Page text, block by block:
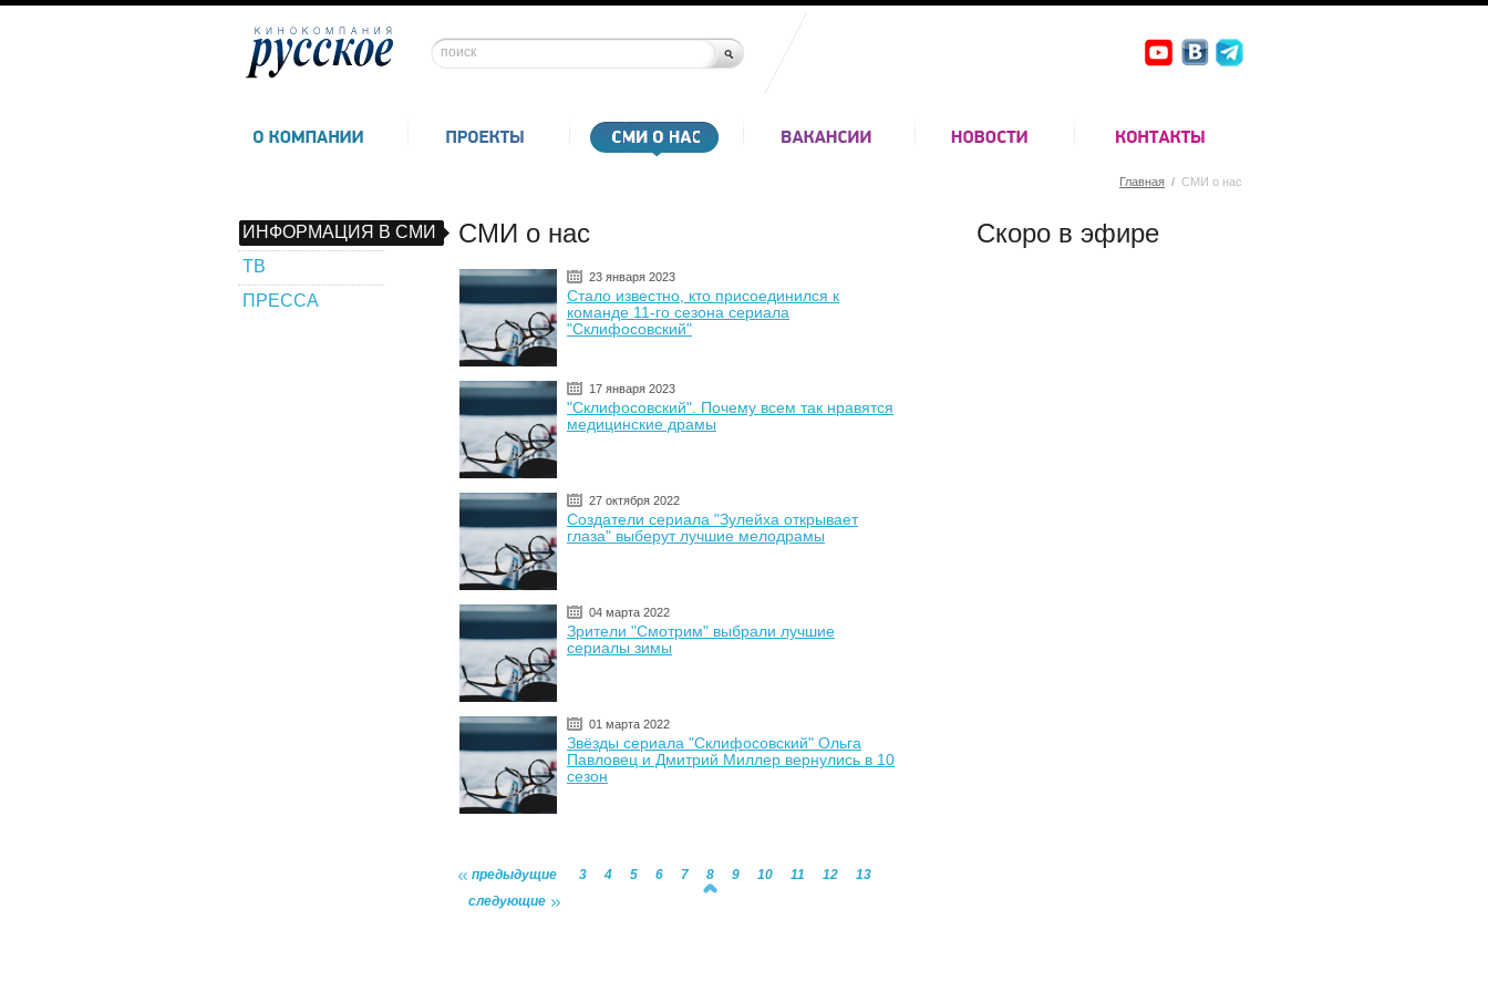
Главная / СМИ о нас
ИНФОРМАЦИЯ В СМИ
ТВ
ПРЕССА
СМИ о нас
23 января 2023
Стало известно, кто присоединился к
команде 11-го сезона сериала
"Склифосовский"
17 января 2023
"Склифосовский". Почему всем так нравятся
медицинские драмы
27 октября 2022
Создатели сериала "Зулейха открывает
глаза" выберут лучшие мелодрамы
04 марта 2022
Зрители "Смотрим" выбрали лучшие
сериалы зимы
01 марта 2022
Звёзды сериала "Склифосовский" Ольга
Павловец и Дмитрий Миллер вернулись в 10
сезон
предыдущие 3 4 5 6 7 8 9 10 11 12
13
следующие
Скоро в эфире